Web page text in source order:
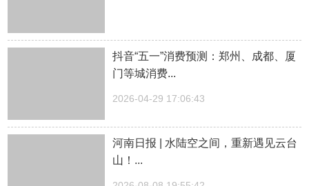
抖音“五一”消费预测：郑州、成都、厦
门等城消费...
2026-04-29 17:06:43
河南日报 | 水陆空之间，重新遇见云台
山！...